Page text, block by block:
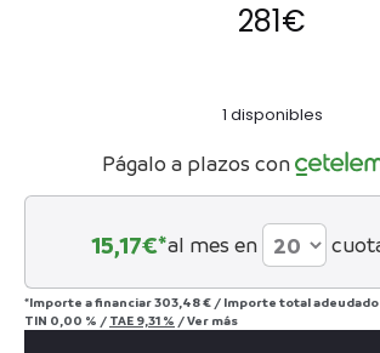
281€
1 disponibles
Págalo a plazos con
15,17€*al mes en
*Importe a financiar303,48 € / Importe total adeudado
TIN 0,00 % / TAE 9,31 % /Ver más